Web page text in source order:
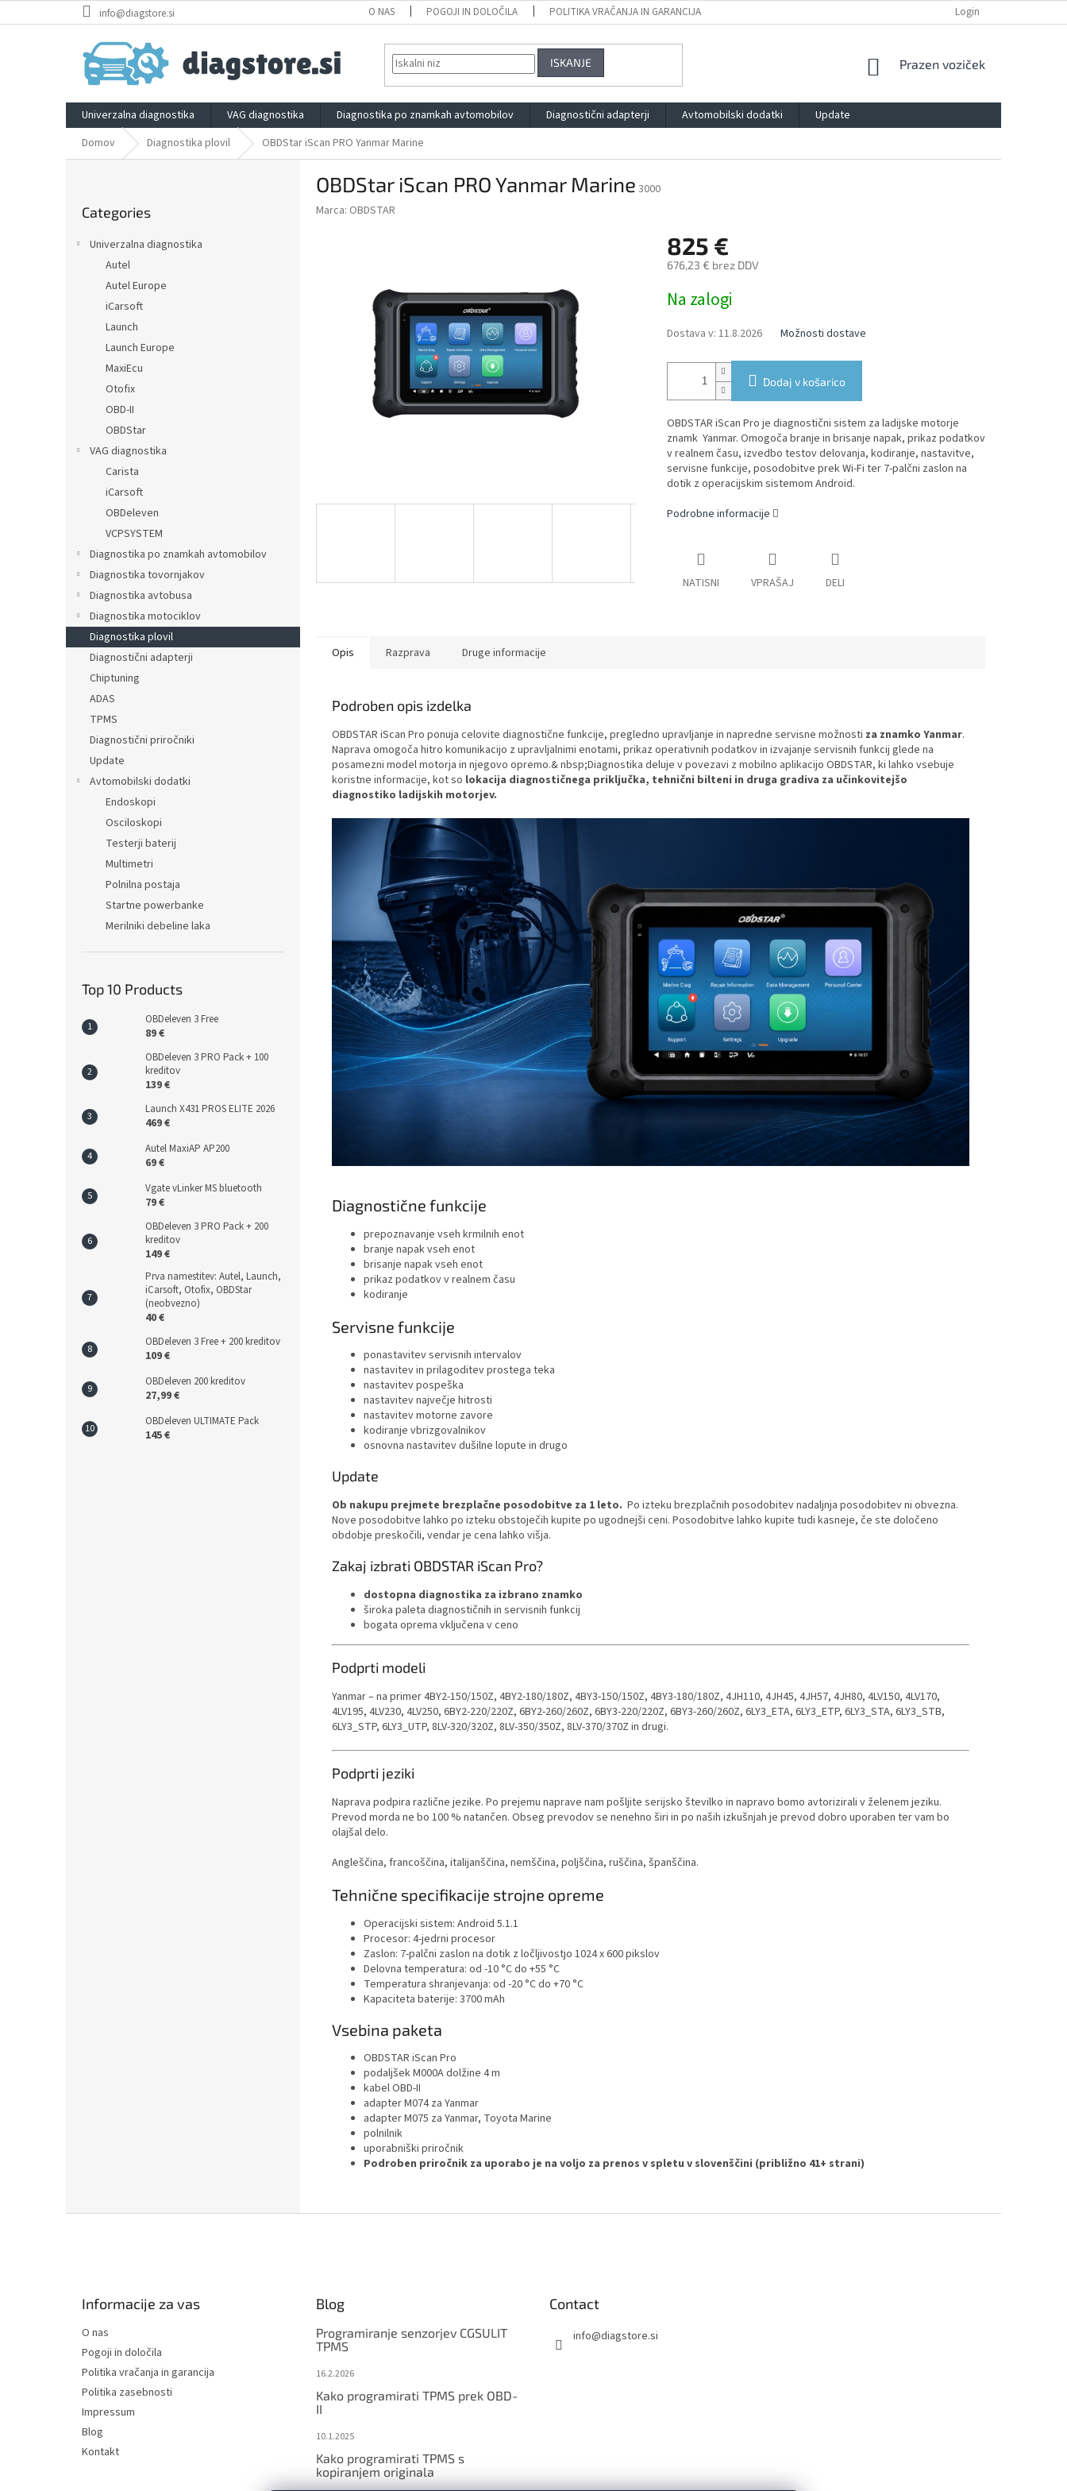
to
info@diagstore.si O NAS POGOJI IN DOLOČILA POLITIKA VRAČANJA IN GARANCIJA BLOG
Login
ISKANJE
SHOPPING
Prazen voziček
Univerzalna diagnostika VAG diagnostika Diagnostika po znamkah avtomobilov Diagnostični adapterji Avtomobilski dodatki
Update
Domov
Diagnostika plovil OBDStar iScan PRO Yanmar Marine
categories
Categories
Univerzalna diagnostika
Autel
Autel Europe
iCarsoft
Launch
Launch Europe
MaxiEcu
Otofix
OBD-II
OBDStar
VAG diagnostika
Carista
iCarsoft
OBDeleven
VCPSYSTEM
Diagnostika po znamkah avtomobilov
Diagnostika tovornjakov
Diagnostika avtobusa
Diagnostika motociklov
Diagnostika plovil
Diagnostični adapterji
Chiptuning
ADAS
TPMS
Diagnostični priročniki
Update
Avtomobilski dodatki
Endoskopi
Osciloskopi
Testerji baterij
Multimetri
Polnilna postaja
Startne powerbanke
Merilniki debeline laka
Top 10 Products
OBDeleven 3 Free
89 €
OBDeleven 3 PRO Pack + 100
kreditov
139 €
Launch X431 PROS ELITE 2026
469 €
Autel MaxiAP AP200
69 €
Vgate vLinker MS bluetooth
79 €
OBDeleven 3 PRO Pack + 200
kreditov
149 €
Prva namestitev: Autel, Launch,
iCarsoft, Otofix, OBDStar
(neobvezno)
40 €
OBDeleven 3 Free + 200 kreditov
109 €
OBDeleven 200 kreditov
27,99 €
OBDeleven ULTIMATE Pack
145 €
OBDStar iScan PRO Yanmar Marine 3000
Marca: OBDSTAR
825 €
676,23 € brez DDV
price:
Na zalogi
Dostava v: 11.8.2026 Možnosti dostave
Dodaj v košarico
OBDSTAR iScan Pro je diagnostični sistem za ladijske motorje
znamk Yanmar. Omogoča branje in brisanje napak, prikaz podatkov
v realnem času, izvedbo testov delovanja, kodiranje, nastavitve,
servisne funkcije, posodobitve prek Wi-Fi ter 7-palčni zaslon na
dotik z operacijskim sistemom Android.
Podrobne informacije
NATISNI VPRAŠAJ DELI
Opis Razprava Druge informacije
Podroben opis izdelka
OBDSTAR iScan Pro ponuja celovite diagnostične funkcije, pregledno upravljanje in napredne servisne možnosti za znamko Yanmar.
Naprava omogoča hitro komunikacijo z upravljalnimi enotami, prikaz operativnih podatkov in izvajanje servisnih funkcij glede na
posamezni model motorja in njegovo opremo.& nbsp;Diagnostika deluje v povezavi z mobilno aplikacijo OBDSTAR, ki lahko vsebuje
koristne informacije, kot so lokacija diagnostičnega priključka, tehnični bilteni in druga gradiva za učinkovitejšo
diagnostiko ladijskih motorjev.
Diagnostične funkcije
prepoznavanje vseh krmilnih enot
branje napak vseh enot
brisanje napak vseh enot
prikaz podatkov v realnem času
kodiranje
Servisne funkcije
ponastavitev servisnih intervalov
nastavitev in prilagoditev prostega teka
nastavitev pospeška
nastavitev največje hitrosti
nastavitev motorne zavore
kodiranje vbrizgovalnikov
osnovna nastavitev dušilne lopute in drugo
Update
Ob nakupu prejmete brezplačne posodobitve za 1 leto. Po izteku brezplačnih posodobitev nadaljnja posodobitev ni obvezna.
Nove posodobitve lahko po izteku obstoječih kupite po ugodnejši ceni. Posodobitve lahko kupite tudi kasneje, če ste določeno
obdobje preskočili, vendar je cena lahko višja.
Zakaj izbrati OBDSTAR iScan Pro?
dostopna diagnostika za izbrano znamko
široka paleta diagnostičnih in servisnih funkcij
bogata oprema vključena v ceno
Podprti modeli
Yanmar – na primer4BY2-150/150Z, 4BY2-180/180Z, 4BY3-150/150Z, 4BY3-180/180Z, 4JH110, 4JH45, 4JH57, 4JH80, 4LV150, 4LV170,
4LV195, 4LV230, 4LV250, 6BY2-220/220Z, 6BY2-260/260Z, 6BY3-220/220Z, 6BY3-260/260Z, 6LY3_ETA, 6LY3_ETP, 6LY3_STA, 6LY3_STB,
6LY3_STP, 6LY3_UTP, 8LV-320/320Z, 8LV-350/350Z, 8LV-370/370Z in drugi.
Podprti jeziki
Naprava podpira različne jezike. Po prejemu naprave nam pošljite serijsko številko in napravo bomo avtorizirali v želenem jeziku.
Prevod morda ne bo 100 % natančen. Obseg prevodov se nenehno širi in po naših izkušnjah je prevod dobro uporaben ter vam bo
olajšal delo.
Angleščina, francoščina, italijanščina, nemščina, poljščina, ruščina, španščina.
Tehnične specifikacije strojne opreme
Operacijski sistem: Android 5.1.1
Procesor: 4-jedrni procesor
Zaslon: 7-palčni zaslon na dotik z ločljivostjo 1024 x 600 pikslov
Delovna temperatura: od -10 °C do +55 °C
Temperatura shranjevanja: od -20 °C do +70 °C
Kapaciteta baterije: 3700 mAh
Vsebina paketa
OBDSTAR iScan Pro
podaljšek M000A dolžine 4 m
kabel OBD-II
adapter M074 za Yanmar
adapter M075 za Yanmar, Toyota Marine
polnilnik
uporabniški priročnik
Podroben priročnik za uporabo je na voljo za prenos v spletu v slovenščini (približno 41+ strani)
Informacije za vas
O nas
Pogoji in določila
Politika vračanja in garancija
Politika zasebnosti
Impressum
Blog
Kontakt
Blog
Programiranje senzorjev CGSULIT
TPMS
16.2.2026
Kako programirati TPMS prek OBD-
II
10.1.2025
Kako programirati TPMS s
kopiranjem originala
Contact
info@diagstore.si